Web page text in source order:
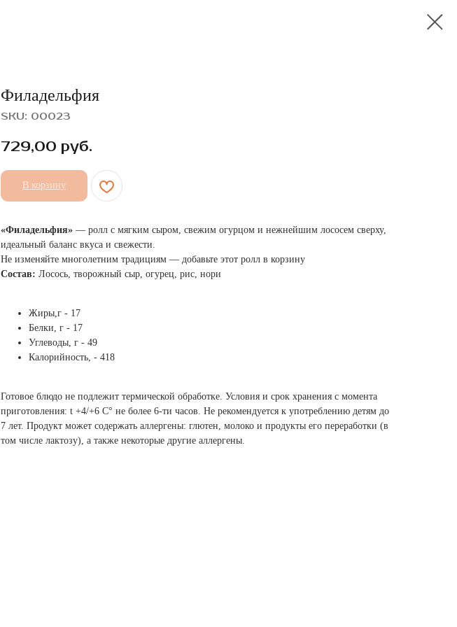
Филадельфия
SKU: 00023
729,00 руб.
В корзину
«Филадельфия» — ролл с мягким сыром, свежим огурцом и нежнейшим лососем сверху,
идеальный баланс вкуса и свежести.
Не изменяйте многолетним традициям — добавьте этот ролл в корзину
Состав: Лосось, творожный сыр, огурец, рис, нори
Жиры,г - 17
Белки, г - 17
Углеводы, г - 49
Калорийность, - 418
Готовое блюдо не подлежит термической обработке. Условия и срок хранения с момента
приготовления: t +4/+6 С° не более 6-ти часов. Не рекомендуется к употреблению детям до
7 лет. Продукт может содержать аллергены: глютен, молоко и продукты его переработки (в
том числе лактозу), а также некоторые другие аллергены.